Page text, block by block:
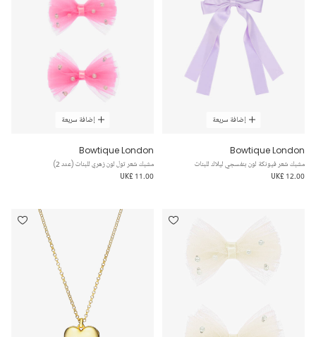
إضافة سريعة
Bowtique London
مشبك شعر فيونكة لون بنفسجي ليلاك للبنات
UK£ 12.00
إضافة سريعة
Bowtique London
مشبك شعر تول لون زهري للبنات (عدد 2)
UK£ 11.00